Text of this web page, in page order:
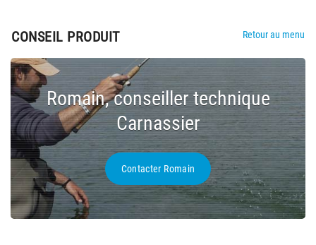
CONSEIL PRODUIT Retour au menu
Romain, conseiller technique
Carnassier
Contacter Romain